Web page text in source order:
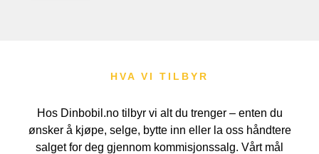
HVA VI TILBYR
Hos Dinbobil.no tilbyr vi alt du trenger – enten du
ønsker å kjøpe, selge, bytte inn eller la oss håndtere
salget for deg gjennom kommisjonssalg. Vårt mål